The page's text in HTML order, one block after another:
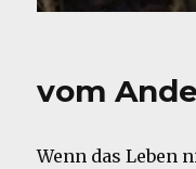
vom
Wenn das Leben